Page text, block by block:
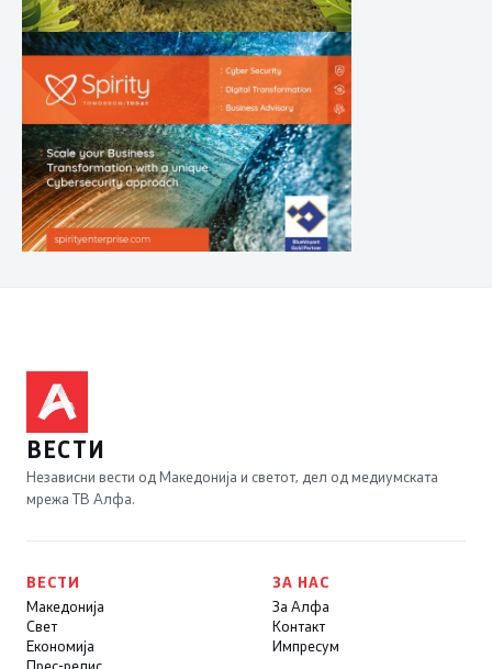
ВЕСТИ
Независни вести од Македонија и светот, дел од медиумската
мрежа ТВ Алфа.
ВЕСТИ
Македонија
Свет
Економија
ЗА НАС
За Алфа
Контакт
Импресум